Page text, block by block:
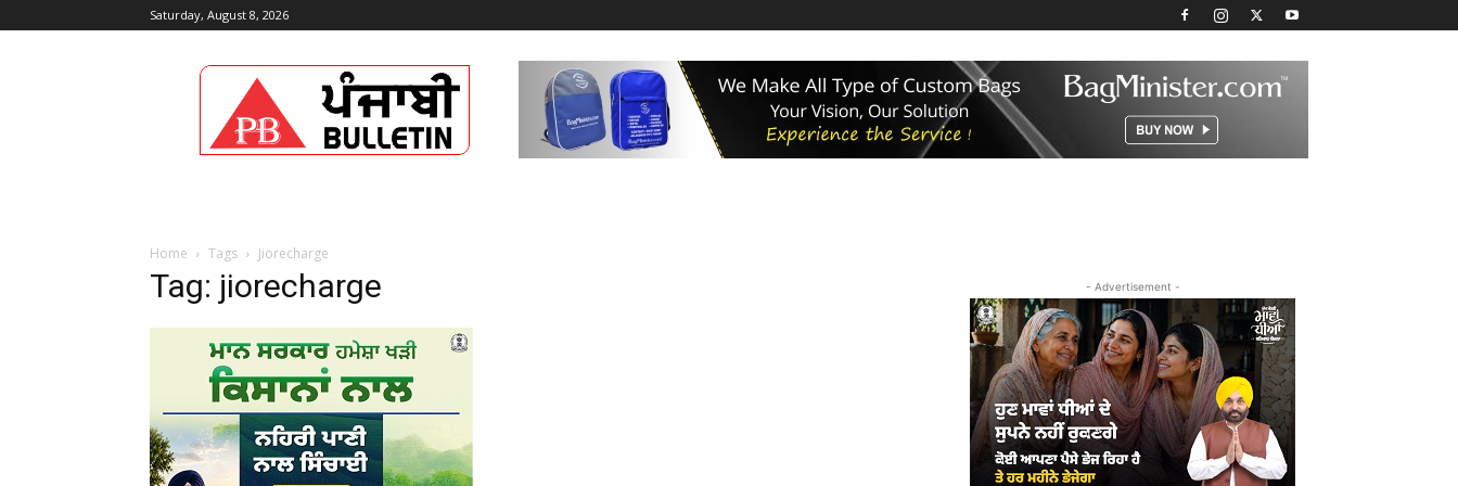
Saturday, August 8, 2026
Punjabi
Bulletin
Home Tags Jiorecharge
Tag: jiorecharge - Advertisement -